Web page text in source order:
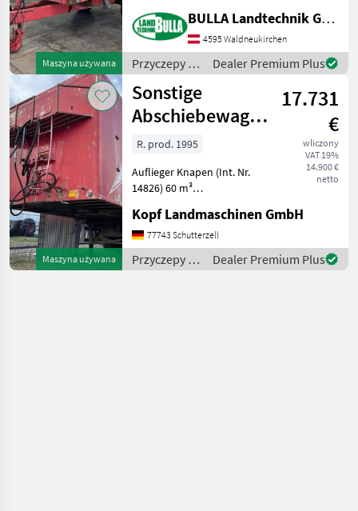
Maszyna używana
95 m x 1, 8 m + stalowe
burty – 2 x 40 cm +
drewniana ścianka
nadstawkowa 70 cm + masa
całkowi
BULLA Landtechnik GmbH
4595 Waldneukirchen
Przyczepy /
Pühringer
Dealer Premium Plus
Maszyna używana
Sonstige
Abschiebewagen
-
Schubbodenanhänger
Knapen 60m³
17.731
€
wliczony
VAT 19%
14.900 €
netto
R. prod. 1995
Auflieger Knapen (Int. Nr.
14826) 60 m³
Schubbodenanhänger
Lenkachse / Liftachse
Baujahr 1995 3-Achs
Bereifung 385/65/22, 5 60m³
Kopf Landmaschinen GmbH
77743 Schutterzell
Przyczepy /
Sonstige
Dealer Premium Plus